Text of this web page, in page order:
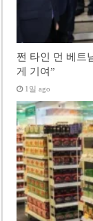
쩐 타인 먼 베트
게 기여”
1일 ago